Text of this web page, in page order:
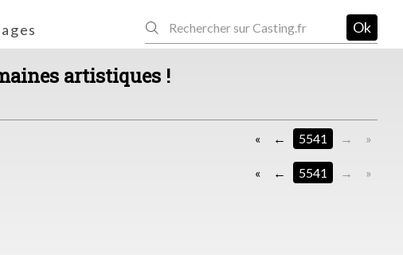
Ok
artistiques !
« 5541 »
« 5541 »